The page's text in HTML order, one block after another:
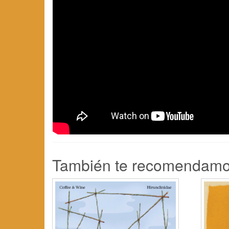
También te